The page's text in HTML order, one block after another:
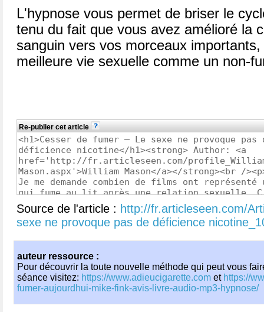
L'hypnose vous permet de briser le
tenu du fait que vous avez amélioré la
sanguin vers vos morceaux
meilleure vie sexuelle comme un non-
Re-publier cet article
Source de l'article : http://fr.articleseen.com/
sexe ne provoque pas de déficience
auteur ressource :
Pour découvrir la toute nouvelle méthode qui peut vous
séance visitez: https://www.adieucigarette.com et https://
fumer-aujourdhui-mike-fink-avis-livre-audio-mp3-hypnose/